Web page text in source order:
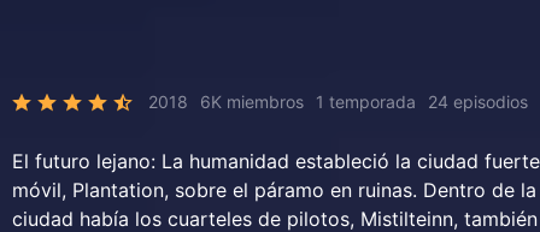
2018 6K miembros 1 temporada 24 episodios
El futuro lejano: La humanidad estableció la ciudad fuerte
móvil, Plantation, sobre el páramo en ruinas. Dentro de la
ciudad había los cuarteles de pilotos, Mistilteinn, también